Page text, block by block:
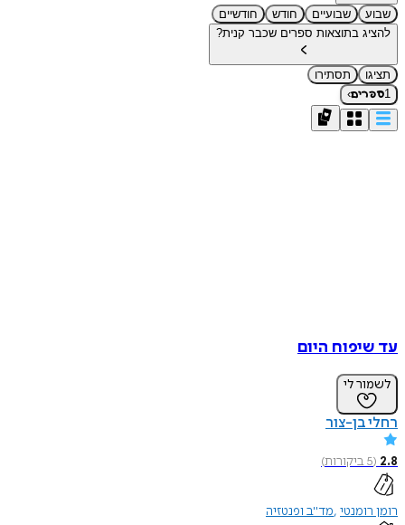
שבוע שבועיים חודש
חודשיים
להציג בתוצאות ספרים שכבר קנית?
תציגו
תסתירו
1ספרים›
עד שיפוח היום
לשמור לי
רחלי בן-צור
2.8
(
5ביקורות)
רומן רומנטי מד"ב ופנטזיה